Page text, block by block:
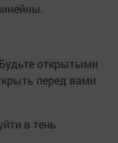
открытыми
перед вами
в тень.